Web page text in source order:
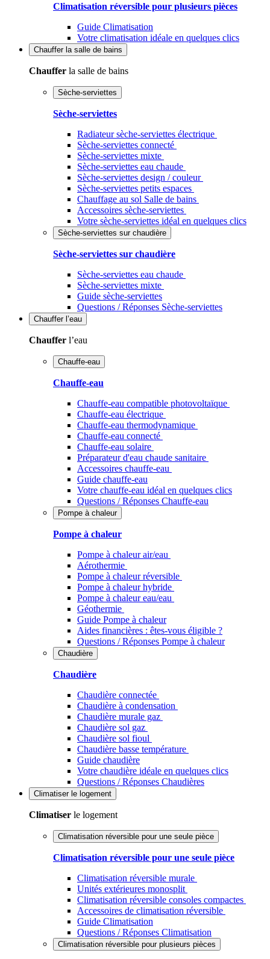
Climatisation réversible pour plusieurs pièces
Guide Climatisation
Votre climatisation idéale en quelques clics
Chauffer la salle de bains
Chauffer la salle de bains
Sèche-serviettes
Sèche-serviettes
Radiateur sèche-serviettes électrique
Sèche-serviettes connecté
Sèche-serviettes mixte
Sèche-serviettes eau chaude
Sèche-serviettes design / couleur
Sèche-serviettes petits espaces
Chauffage au sol Salle de bains
Accessoires sèche-serviettes
Votre sèche-serviettes idéal en quelques clics
Sèche-serviettes sur chaudière
Sèche-serviettes sur chaudière
Sèche-serviettes eau chaude
Sèche-serviettes mixte
Guide sèche-serviettes
Questions / Réponses Sèche-serviettes
Chauffer l’eau
Chauffer l’eau
Chauffe-eau
Chauffe-eau
Chauffe-eau compatible photovoltaïque
Chauffe-eau électrique
Chauffe-eau thermodynamique
Chauffe-eau connecté
Chauffe-eau solaire
Préparateur d'eau chaude sanitaire
Accessoires chauffe-eau
Guide chauffe-eau
Votre chauffe-eau idéal en quelques clics
Questions / Réponses Chauffe-eau
Pompe à chaleur
Pompe à chaleur
Pompe à chaleur air/eau
Aérothermie
Pompe à chaleur réversible
Pompe à chaleur hybride
Pompe à chaleur​ eau/eau
Géothermie
Guide Pompe à chaleur
Aides financières : êtes-vous éligible ?
Questions / Réponses Pompe à chaleur
Chaudière
Chaudière
Chaudière connectée
Chaudière à condensation
Chaudière murale gaz
Chaudière sol gaz
Chaudière sol fioul
Chaudière basse température
Guide chaudière
Votre chaudière idéale en quelques clics
Questions / Réponses Chaudières
Climatiser le logement
Climatiser le logement
Climatisation réversible pour une seule pièce
Climatisation réversible pour une seule pièce
Climatisation réversible murale
Unités extérieures monosplit
Climatisation réversible consoles compactes
Accessoires de climatisation réversible
Guide Climatisation
Questions / Réponses Climatisation
Climatisation réversible pour plusieurs pièces